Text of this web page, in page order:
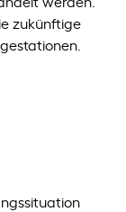
zukünftige